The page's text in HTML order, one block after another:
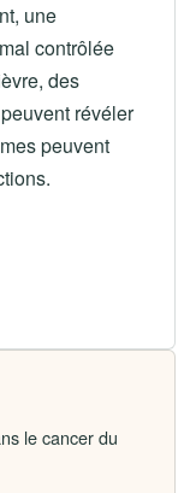
une
contrôlée
des
révéler
peuvent
le cancer du